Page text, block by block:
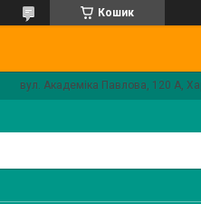
Кошик
вул. Академіка Павлова, 120 А,